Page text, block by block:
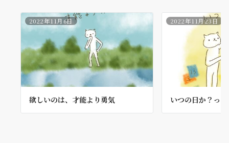
2022年11月6日
欲しいのは、才能より勇気
2022年11月23日
いつの日か？っ